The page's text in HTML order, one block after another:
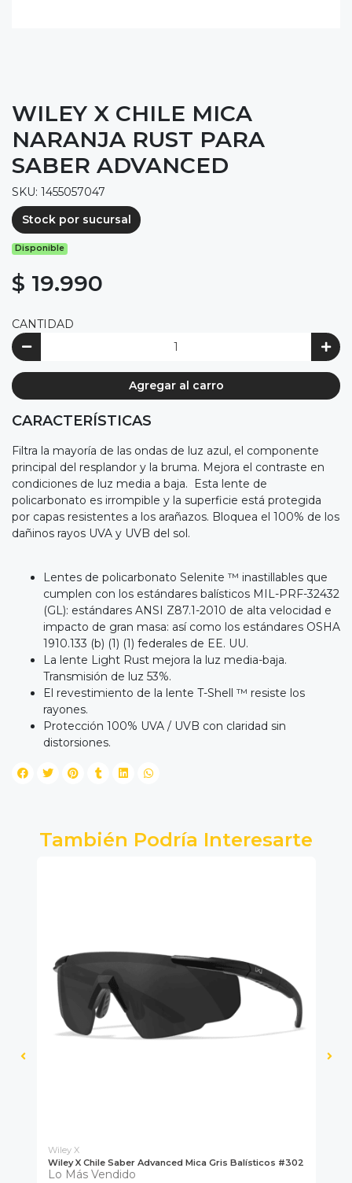
WILEY X CHILE MICA
NARANJA RUST PARA
SABER ADVANCED
SKU: 1455057047
Stock por sucursal
Disponible
$ 19.990
CANTIDAD
Agregar al carro
CARACTERÍSTICAS
Filtra la mayoría de las ondas de luz azul, el componente
principal del resplandor y la bruma. Mejora el contraste en
condiciones de luz media a baja. Esta lente de
policarbonato es irrompible y la superficie está protegida
por capas resistentes a los arañazos. Bloquea el 100% de los
dañinos rayos UVA y UVB del sol.
Lentes de policarbonato Selenite ™ inastillables que
cumplen con los estándares balísticos MIL-PRF-32432
(GL): estándares ANSI Z87.1-2010 de alta velocidad e
impacto de gran masa: así como los estándares OSHA
1910.133 (b) (1) (1) federales de EE. UU.
La lente Light Rust mejora la luz media-baja.
Transmisión de luz 53%.
El revestimiento de la lente T-Shell ™ resiste los
rayones.
Protección 100% UVA / UVB con claridad sin
distorsiones.
También Podría Interesarte
Wiley X
Wiley X Chile Saber Advanced Mica Gris Balísticos #302
Lo Más Vendido